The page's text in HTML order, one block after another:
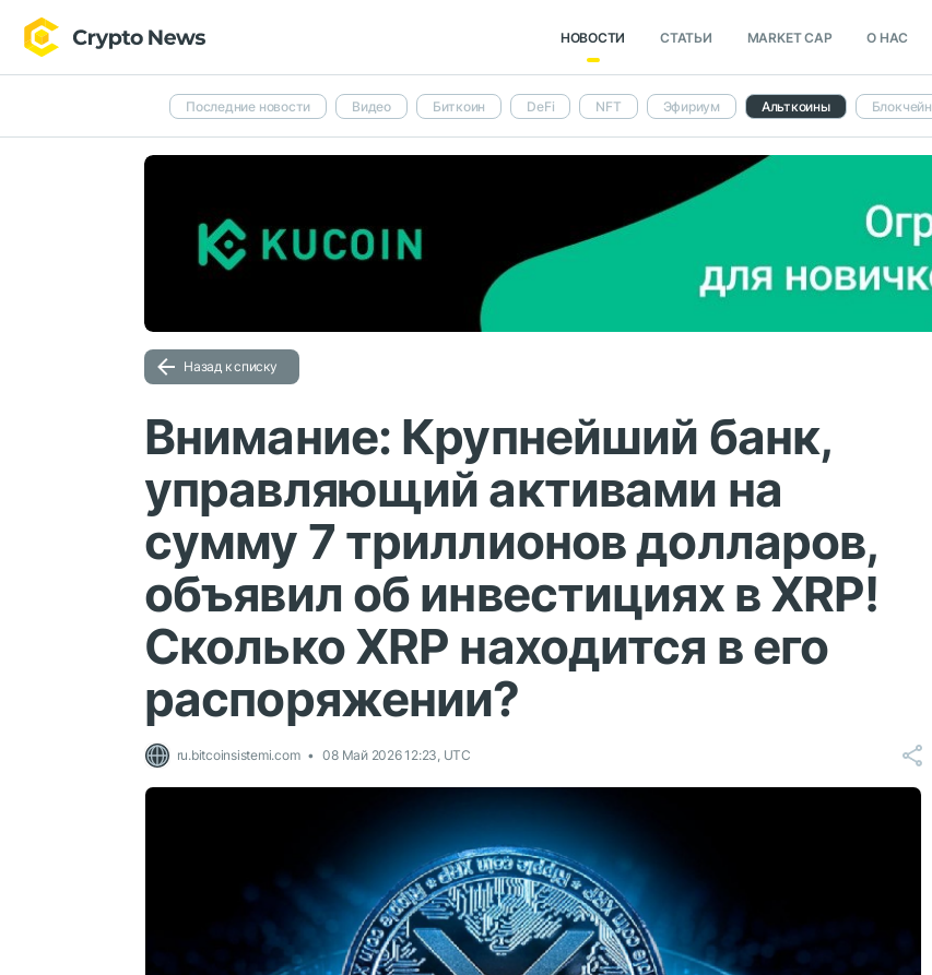
НОВОСТИ СТАТЬИ MARKET CAP О НАС
Последние новости Видео Биткоин DeFi NFT Эфириум Альткоины Блокчейн
Назад к списку
Внимание: Крупнейший банк,
управляющий активами на
сумму 7 триллионов долларов,
объявил об инвестициях в XRP!
Сколько XRP находится в его
распоряжении?
ru.bitcoinsistemi.com 08 Май 2026 12:23, UTC